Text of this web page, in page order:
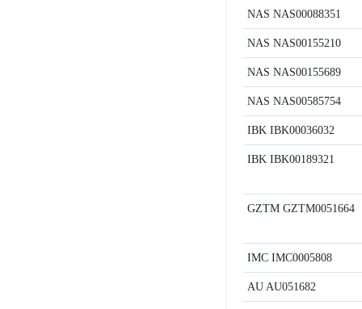
NAS NAS00088351
NAS NAS00155210
NAS NAS00155689
NAS NAS00585754
IBK IBK00036032
IBK IBK00189321
GZTM GZTM0051664
IMC IMC0005808
AU AU051682